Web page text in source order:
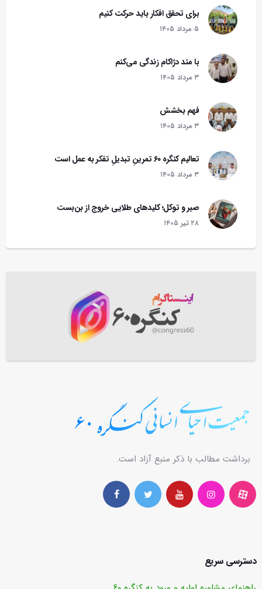
برای تحقق افکار باید حرکت کنیم
۵ مرداد ۱۴۰۵
با متد دژاکام زندگی می‌کنم
۳ مرداد ۱۴۰۵
فهم بخشش
۳ مرداد ۱۴۰۵
تعالیم کنگره ۶۰ تمرینِ تبدیلِ تفکر به عمل است
۳ مرداد ۱۴۰۵
صبر و توکل؛ کلیدهای طلایی خروج از بن‌بست
۲۸ تير ۱۴۰۵
برداشت مطالب با ذکر منبع آزاد است.
دسترسی سریع